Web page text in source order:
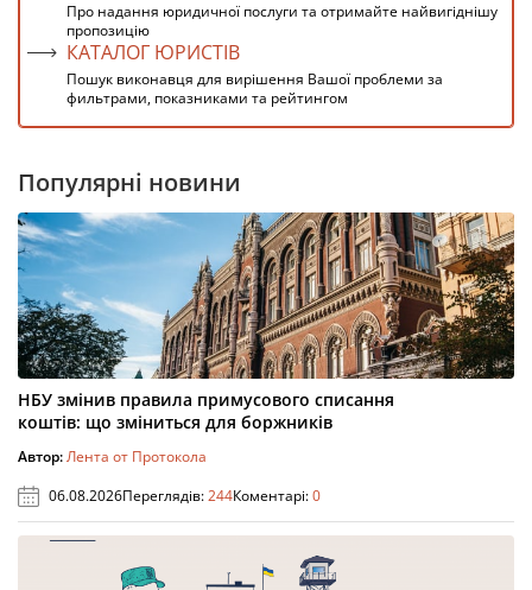
Про надання юридичної послуги та отримайте найвигіднішу
пропозицію
КАТАЛОГ ЮРИСТІВ
Пошук виконавця для вирішення Вашої проблеми за
фильтрами, показниками та рейтингом
Популярні новини
НБУ змінив правила примусового списання
коштів: що зміниться для боржників
Автор:Лента от Протокола
06.08.2026Переглядів:244Коментарі:0